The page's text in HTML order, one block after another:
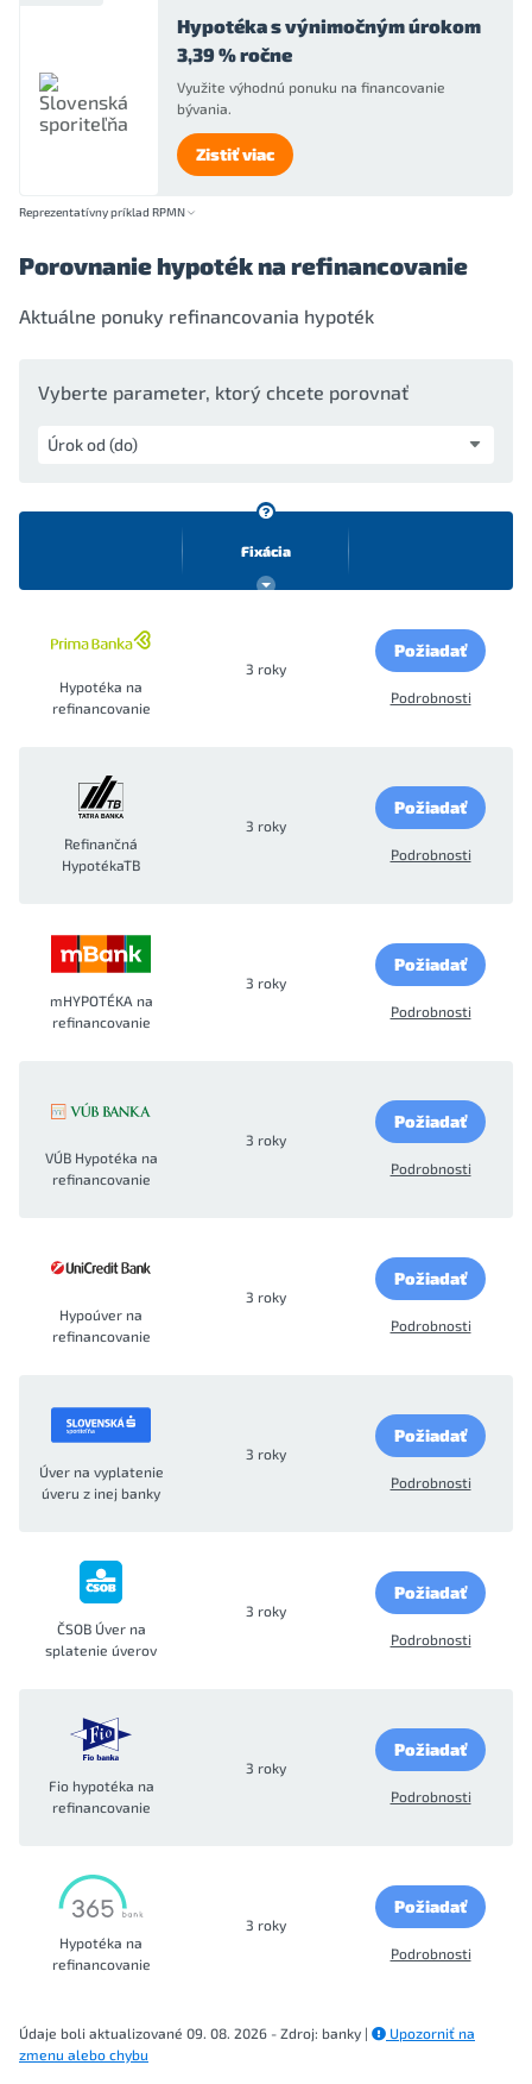
Hypotéka s výnimočným úrokom
3,39 % ročne
Využite výhodnú ponuku na financovanie
bývania.
Zistiť viac
Reprezentatívny príklad RPMN
Porovnanie hypoték na refinancovanie
Aktuálne ponuky refinancovania hypoték
Vyberte parameter, ktorý chcete porovnať
Fixácia
Hypotéka na
refinancovanie
3 roky
Požiadať
Podrobnosti
Refinančná
HypotékaTB
3 roky
Požiadať
Podrobnosti
mHYPOTÉKA na
refinancovanie
3 roky
Požiadať
Podrobnosti
VÚB Hypotéka na
refinancovanie
3 roky
Požiadať
Podrobnosti
Hypoúver na
refinancovanie
3 roky
Požiadať
Podrobnosti
Úver na vyplatenie
úveru z inej banky
3 roky
Požiadať
Podrobnosti
ČSOB Úver na
splatenie úverov
3 roky
Požiadať
Podrobnosti
Fio hypotéka na
refinancovanie
3 roky
Požiadať
Podrobnosti
Hypotéka na
refinancovanie
3 roky
Požiadať
Podrobnosti
Údaje boli aktualizované 09. 08. 2026 - Zdroj: banky |
Upozorniť na
zmenu alebo chybu